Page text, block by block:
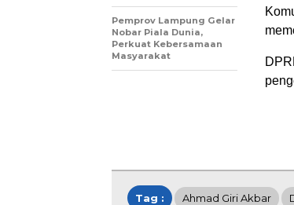
Pemprov Lampung Gelar
Nobar Piala Dunia,
Perkuat Kebersamaan
Masyarakat
Tag : Ahmad Giri Akbar